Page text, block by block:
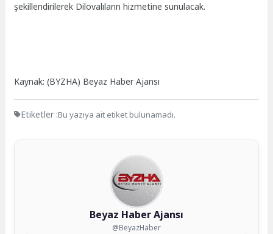
şekillendirilerek Dilovalıların hizmetine sunulacak.
Kaynak: (BYZHA) Beyaz Haber Ajansı
Etiketler :Bu yazıya ait etiket bulunamadı.
Beyaz Haber Ajansı
@BeyazHaber